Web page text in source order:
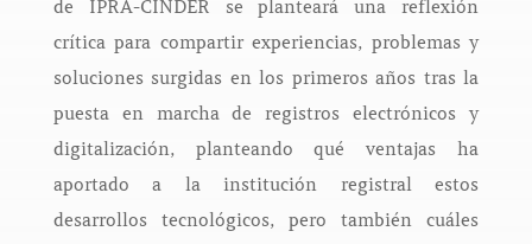
de IPRA-CINDER se planteará una reflexión
crítica para compartir experiencias, problemas y
soluciones surgidas en los primeros años tras la
puesta en marcha de registros electrónicos y
digitalización, planteando qué ventajas ha
aportado a la institución registral estos
desarrollos tecnológicos, pero también cuáles